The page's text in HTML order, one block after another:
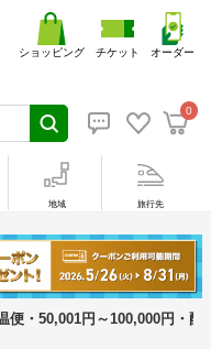
0
ショッピング チケット オーダー
地域 旅行先
便・50,001円～100,000円・